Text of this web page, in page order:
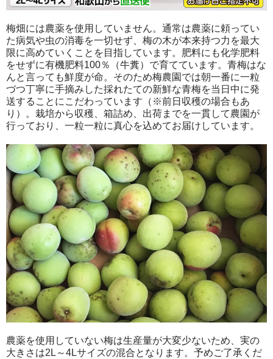
梅畑には農薬を使用していません。通常は農薬に頼ってい
た病気や虫の消毒を一切せず、梅の木が本来持つ力を最大
限に高めていくことを目指しています。肥料にも化学肥料
をせずに有機肥料100％（牛糞）で育てています。青梅はな
んと言っても鮮度が命。そのため梅農園では朝一番に一粒
づつ丁寧に手摘みした採れたての新鮮な青梅を当日中に発
送することにこだわっています（※前日収穫の場合もあ
り）。栽培から収穫、箱詰め、出荷までを一貫して農園が
行っており、一粒一粒に真心を込めてお届けしています。
農薬を使用していない梅は生産量が大変少ないため、実の
大きさは2L～4Lサイズの混合となります。予めご了承くだ